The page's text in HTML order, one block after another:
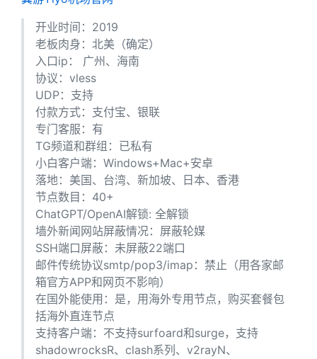
开业时间：2019
老板肉身：北美（确定）
入口ip： 广州、海南
协议：vless
UDP：支持
付款方式：支付宝、银联
专门客服：有
TG频道和群组：已私有
小白客户端：Windows+Mac+安卓
落地：美国、台湾、新加坡、日本、香港
节点数目：40+
ChatGPT/OpenAI解锁: 全解锁
墙外新闻网站屏蔽情况：屏蔽轮媒
SSH端口屏蔽：未屏蔽22端口
邮件传统协议smtp/pop3/imap：禁止（用各家邮
箱官方APP和网页不影响）
在国外能使用：是，用海外专用节点，购买套餐包
括海外直连节点
支持客户端：不支持surfoard和surge，支持
shadowrocksR、clash系列、v2rayN、